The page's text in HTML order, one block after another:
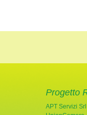
Progetto
APT Servizi